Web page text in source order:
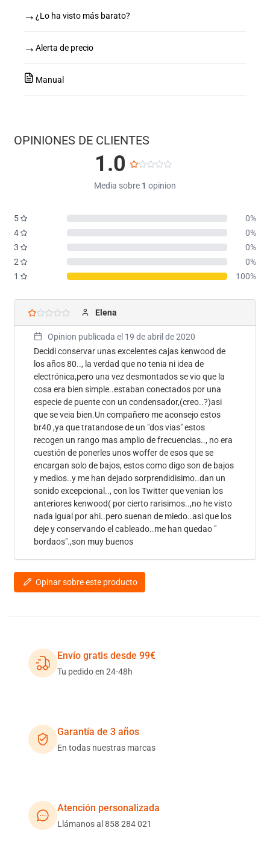
→ ¿Lo ha visto más barato?
→ Alerta de precio
Manual
OPINIONES DE CLIENTES
1.0
Media sobre 1 opinion
5
0%
4
0%
3
0%
2
0%
1
100%
Elena
Opinion publicada el 19 de abril de 2020
Decidi conservar unas excelentes cajas kenwood de
los años 80.., la verdad que no tenia ni idea de
electrónica,pero una vez desmontados se vio que la
cosa era bien simple..estaban conectados por una
especie de puente con un condensador,(creo..?)asi
que se veia bien.Un compañero me aconsejo estos
br40 ,ya que tratandose de un "dos vias" estos
recogen un rango mas amplio de frecuencias.., no era
cuestión de ponerles unos woffer de esos que se
encargan solo de bajos, estos como digo son de bajos
y medios..y me han dejado sorprendidisimo..dan un
sonido excepcional.., con los Twitter que venian los
anteriores kenwood( por cierto rarisimos..,no he visto
nada igual por ahi..pero suenan de miedo..asi que los
deje y conservando el cableado..me han quedao "
bordaos".,son muy buenos
Opinar sobre este producto
Envío gratis desde 99€
Tu pedido en 24-48h
Garantía de 3 años
En todas nuestras marcas
Atención personalizada
Llámanos al 858 284 021